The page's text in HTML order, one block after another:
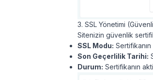
3. SSL Yönetimi
Sitenizin güvenlik
SSL Modu:
Son Geçerlilik Tarihi:
Durum: Sertifikanın